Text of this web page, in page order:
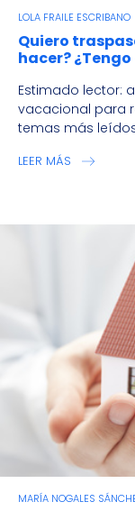
LOLA FRAILE ESCRIBANO
Quiero
hacer?
Estimado lector:
vacacional para
temas más
LEER MÁS
MARÍA NOGALES